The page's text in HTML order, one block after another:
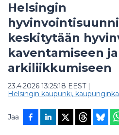
Helsingin
keskitytään
kaventamiseen ja
arkiliikkumiseen
23.4.2026 13:25:18 EEST|
Helsingin kaupunki,
Jaa